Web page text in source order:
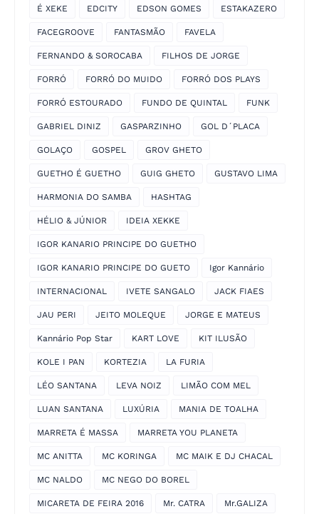
É XEKE EDCITY EDSON GOMES ESTAKAZERO
FACEGROOVE FANTASMÃO FAVELA
FERNANDO & SOROCABA FILHOS DE JORGE
FORRÓ FORRÓ DO MUIDO FORRÓ DOS PLAYS
FORRÓ ESTOURADO FUNDO DE QUINTAL FUNK
GABRIEL DINIZ GASPARZINHO GOL D´PLACA
GOLAÇO GOSPEL GROV GHETO
GUETHO É GUETHO GUIG GHETO GUSTAVO LIMA
HARMONIA DO SAMBA HASHTAG
HÉLIO & JÚNIOR IDEIA XEKKE
IGOR KANARIO PRINCIPE DO GUETHO
IGOR KANARIO PRINCIPE DO GUETO Igor Kannário
INTERNACIONAL IVETE SANGALO JACK FIAES
JAU PERI JEITO MOLEQUE JORGE E MATEUS
Kannário Pop Star KART LOVE KIT ILUSÃO
KOLE I PAN KORTEZIA LA FURIA
LÉO SANTANA LEVA NOIZ LIMÃO COM MEL
LUAN SANTANA LUXÚRIA MANIA DE TOALHA
MARRETA É MASSA MARRETA YOU PLANETA
MC ANITTA MC KORINGA MC MAIK E DJ CHACAL
MC NALDO MC NEGO DO BOREL
MICARETA DE FEIRA 2016 Mr. CATRA Mr.GALIZA